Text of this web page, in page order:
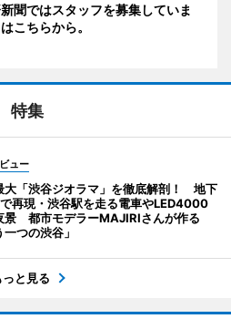
聞ではスタッフを募集していま
こちらから。
特集
ュー
大「渋谷ジオラマ」を徹底解剖！ 地下
再現・渋谷駅を走る電車やLED4000
景 都市モデラーMAJIRIさんが作る
一つの渋谷」
っと見る